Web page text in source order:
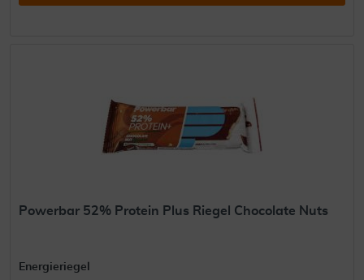
Powerbar 52% Protein Plus Riegel Chocolate Nuts
Energieriegel